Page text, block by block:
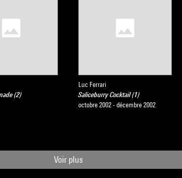
(2)
Luc Ferrari
Saliceburry Cocktail (1)
octobre 2002 - décembre 2002
Voir plus